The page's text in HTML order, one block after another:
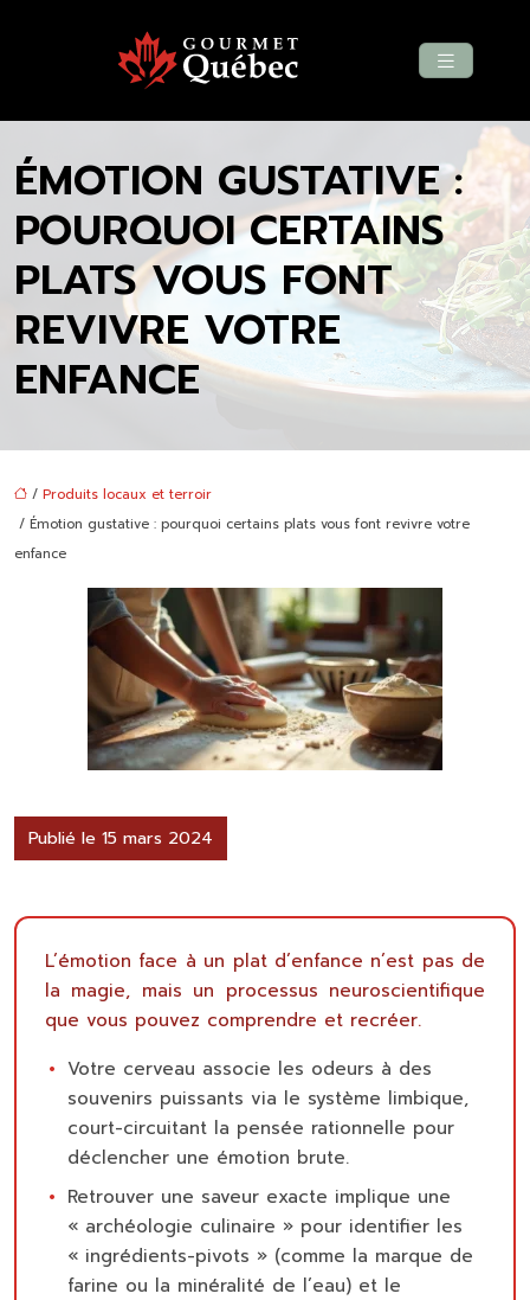
ÉMOTION GUSTATIVE :
POURQUOI CERTAINS
PLATS VOUS FONT
REVIVRE VOTRE
ENFANCE
/ Produits locaux et terroir
/ Émotion gustative : pourquoi certains plats vous font revivre votre
enfance
Publié le 15 mars 2024
L’émotion face à un plat d’enfance n’est pas de
la magie, mais un processus neuroscientifique
que vous pouvez comprendre et recréer.
Votre cerveau associe les odeurs à des
souvenirs puissants via le système limbique,
court-circuitant la pensée rationnelle pour
déclencher une émotion brute.
Retrouver une saveur exacte implique une
« archéologie culinaire » pour identifier les
« ingrédients-pivots » (comme la marque de
farine ou la minéralité de l’eau) et le